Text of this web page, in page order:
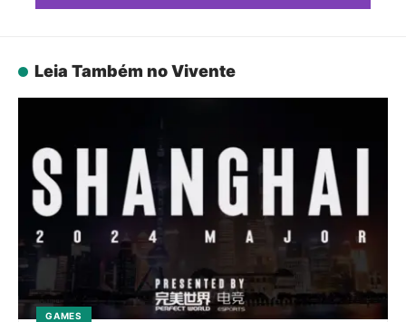
Leia Também no Vivente
GAMES